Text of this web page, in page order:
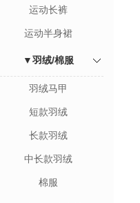
运动长裤
运动半身裙
▼羽绒/棉服
羽绒马甲
短款羽绒
长款羽绒
中长款羽绒
棉服